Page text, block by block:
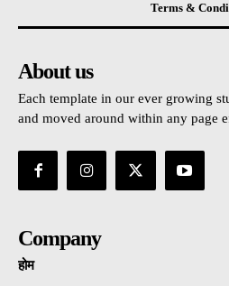
Terms &
About us
Each template in our ever growing
and moved around within any page
Company
होम